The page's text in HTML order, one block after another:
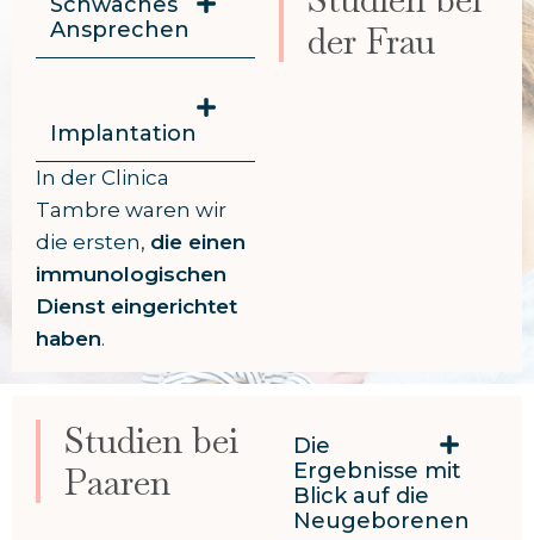
der Frau
Ansprechen
Implantation
In der Clinica
Tambre waren wir
die ersten, die einen
immunologischen
Dienst eingerichtet
haben.
Studien bei
Paaren
Die
Ergebnisse mit
Blick auf die
Neugeborenen